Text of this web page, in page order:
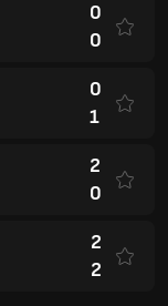
0
0
0
1
2
0
2
2